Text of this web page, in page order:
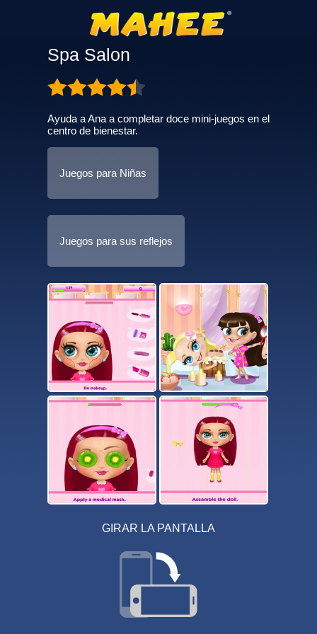
Spa Salon
Ayuda a Ana a completar doce mini-juegos en el
centro de bienestar.
Juegos para Niñas
Juegos para sus reflejos
GIRAR LA PANTALLA